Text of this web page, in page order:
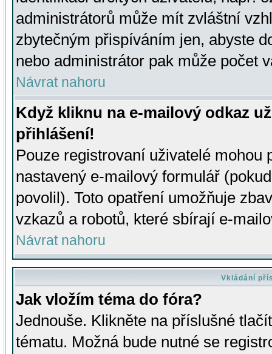
administrátorů může mít zvláštní
zbytečným přispíváním jen, abyste
nebo administrátor pak může počet
Návrat nahoru
Když kliknu na e-mailový odkaz
přihlášení!
Pouze registrovaní uživatelé mohou
nastavený e-mailový formulář
povolil). Toto opatření umožňuje
vzkazů a robotů, které sbírají e-
Návrat nahoru
Vkládání
Jak vložím téma do fóra?
Jednouše. Klikněte na příslušné
tématu. Možná bude nutné se